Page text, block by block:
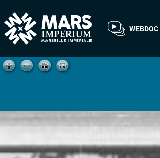
WEBDOC